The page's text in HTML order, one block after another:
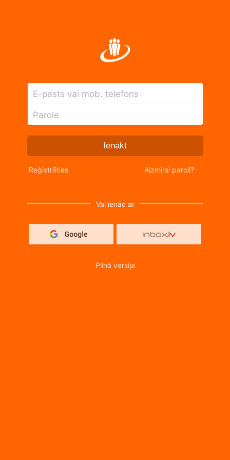
E-pasts vai mob. telefons
Parole
Ienākt
Reģistrēties Aizmirsi paroli?
Vai ienāc ar
Pilnā versija